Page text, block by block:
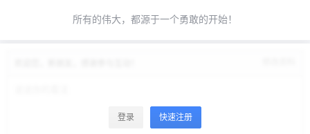
所有的伟大，都源于一个勇敢的开始！
登录 快速注册